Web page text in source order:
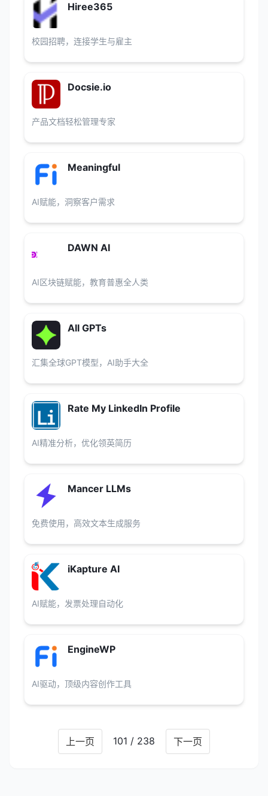
Hiree365
校园招聘，连接学生与雇主
Docsie.io
产品文档轻松管理专家
Meaningful
AI赋能，洞察客户需求
DAWN AI
AI区块链赋能，教育普惠全人类
All GPTs
汇集全球GPT模型，AI助手大全
Rate My LinkedIn Profile
AI精准分析，优化领英简历
Mancer LLMs
免费使用，高效文本生成服务
iKapture AI
AI赋能，发票处理自动化
EngineWP
AI驱动，顶级内容创作工具
上一页 101 / 238 下一页